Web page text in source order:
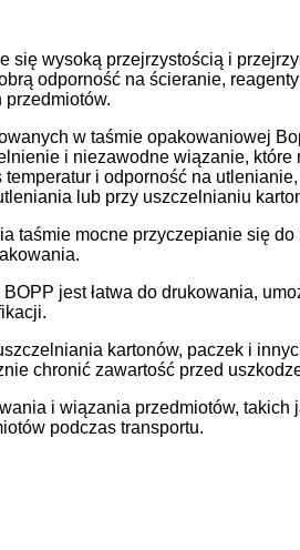
się wysoką przejrzystością i
odporność na ścieranie,
w taśmie opakowaniowej
i niezawodne wiązanie,
i odporność na
lub przy uszczelnianiu
taśmie mocne przyczepianie się
jest łatwa do drukowania,
kartonów, paczek i
chronić zawartość przed
i wiązania przedmiotów,
podczas transportu.